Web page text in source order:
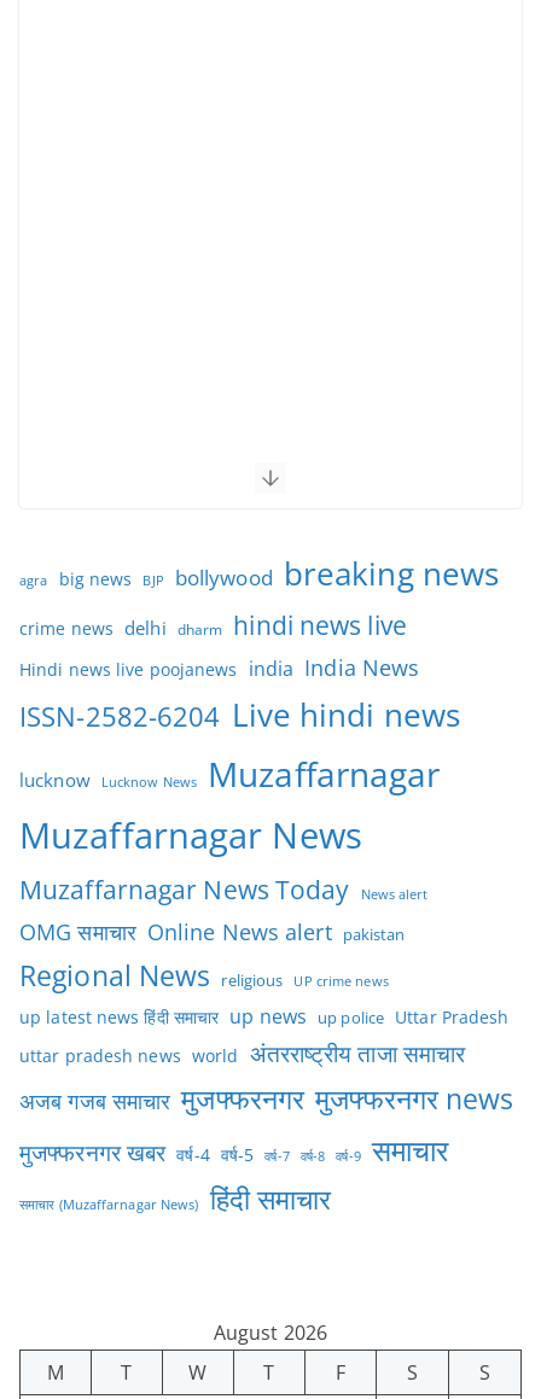
agra big news BJP bollywood breaking news
crime news delhi dharm hindi news live
Hindi news live poojanews india India News
ISSN-2582-6204 Live hindi news
lucknow Lucknow News Muzaffarnagar
Muzaffarnagar News
Muzaffarnagar News Today News alert
OMG समाचार Online News alert pakistan
Regional News religious UP crime news
up latest news हिंदी समाचार up news up police Uttar Pradesh
uttar pradesh news world अंतरराष्ट्रीय ताजा समाचार
अजब गजब समाचार मुजफ्फरनगर मुजफ्फरनगर news
मुजफ्फरनगर खबर वर्ष-4 वर्ष-5 वर्ष-7 वर्ष-8 वर्ष-9 समाचार
समाचार (Muzaffarnagar News) हिंदी समाचार
August 2026
M
T W T F S
S